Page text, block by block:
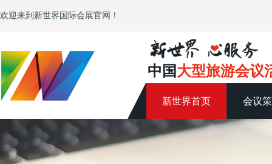
欢迎来到新世界国际会展官网！
中国大型旅游会议
新世界首页 会议